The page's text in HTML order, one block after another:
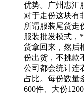
优势。广州惠汇
对于走份这块有
所谓服装尾货走
服装批发模式
货拿回来，然后
份出货，不挑款
公司都会统计连
占比。每份数量
600件、大份